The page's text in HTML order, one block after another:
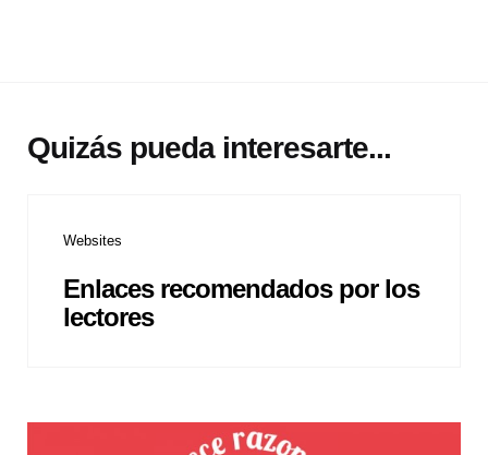
Quizás pueda interesarte...
Websites
Enlaces recomendados por los
lectores